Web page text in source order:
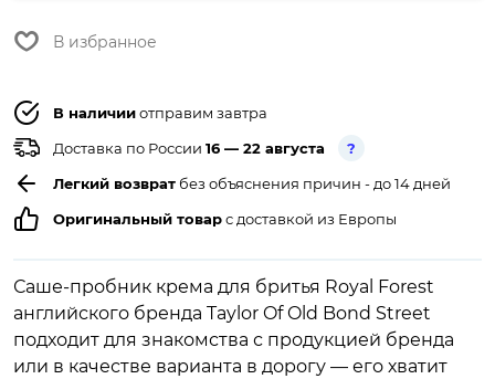
В избранное
В наличииотправим завтра
Доставка по России 16 — 22 августа
?
Легкий возврат без объяснения причин - до 14 дней
Оригинальный товарс доставкой из Европы
Саше-пробник крема для бритья Royal Forest
английского бренда Taylor Of Old Bond Street
подходит для знакомства с продукцией бренда
или в качестве варианта в дорогу — его хватит